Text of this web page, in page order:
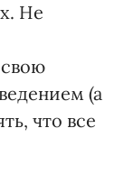
Не
(а
что все